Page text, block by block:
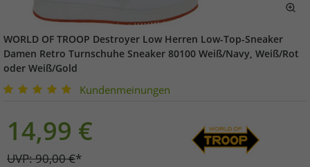
WORLD OF TROOP Destroyer Low Herren Low-Top-Sneaker
Damen Retro Turnschuhe Sneaker 80100 Weiß/Navy, Weiß/Rot
oder Weiß/Gold
Kundenmeinungen
14,99 €
UVP:90,00€*